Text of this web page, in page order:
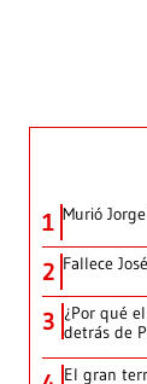
1 Murió
2 Fallece
3 ¿Por qué
detrás de
El gran